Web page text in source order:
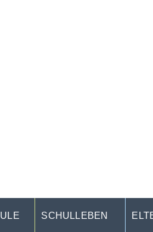
SCHULLEBEN